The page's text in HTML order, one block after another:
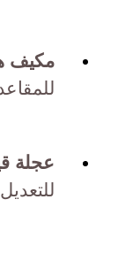
مكيف
عجلة
للتعديل